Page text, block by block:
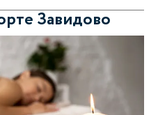
Завидово